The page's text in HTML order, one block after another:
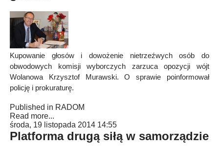
Kupowanie głosów i dowożenie nietrzeźwych osób do
obwodowych komisji wyborczych zarzuca opozycji wójt
Wolanowa Krzysztof Murawski. O sprawie poinformował
policję i prokuraturę.
Published in RADOM
Read more...
środa, 19 listopada 2014 14:55
Platforma drugą siłą w samorządzie